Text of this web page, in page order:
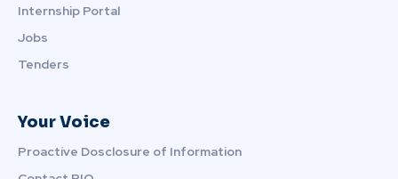
Internship Portal
Jobs
Tenders
Your Voice
Proactive Dosclosure of Information